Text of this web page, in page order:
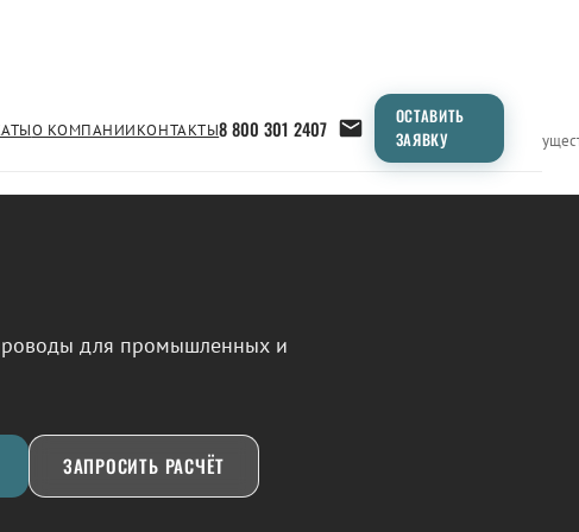
О КОМПАНИИКОНТАКТЫ8 800 301 2407
ОСТАВИТЬ
ЗАЯВКУ
Применение Продукция ТипоразмерыСравнение
для промышленных и
ЗАПРОСИТЬ РАСЧЁТ